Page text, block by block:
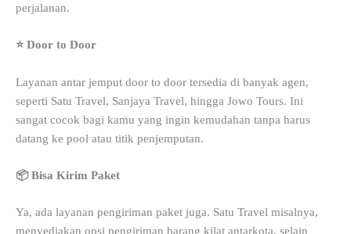
perjalanan.
⭐ Door to Door
Layanan antar jemput door to door tersedia di banyak agen,
seperti Satu Travel, Sanjaya Travel, hingga Jowo Tours. Ini
sangat cocok bagi kamu yang ingin kemudahan tanpa harus
datang ke pool atau titik penjemputan.
📦 Bisa Kirim Paket
Ya, ada layanan pengiriman paket juga. Satu Travel misalnya,
menyediakan opsi pengiriman barang kilat antarkota, selain